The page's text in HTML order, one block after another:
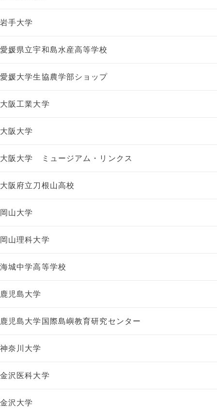
岩手大学
愛媛県立宇和島水産高等学校
愛媛大学生協農学部ショップ
大阪工業大学
大阪大学
大阪大学 ミュージアム・リンクス
大阪府立刀根山高校
岡山大学
岡山理科大学
海城中学高等学校
鹿児島大学
鹿児島大学国際島嶼教育研究センター
神奈川大学
金沢医科大学
金沢大学